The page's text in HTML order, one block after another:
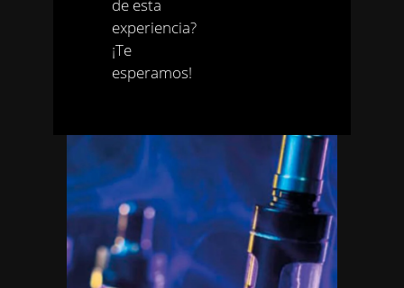
de esta
experiencia?
¡Te
esperamos!